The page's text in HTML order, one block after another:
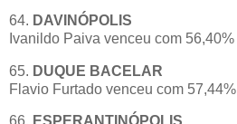
64. DAVINÓPOLIS
Ivanildo Paiva venceu com 56,40%
65. DUQUE BACELAR
Flavio Furtado venceu com 57,44%